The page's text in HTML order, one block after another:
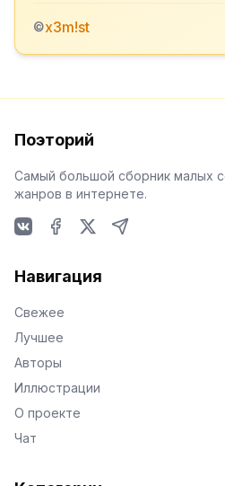
©x3m!st
Поэторий
Самый большой сборник малых
жанров в интернете.
Навигация
Свежее
Лучшее
Авторы
Иллюстрации
О проекте
Чат